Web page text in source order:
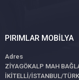
PIRIMLAR MOBILYA
Adres
ZİYAGÖKALP MAH
İKİTELLİ/İSTANBUL/